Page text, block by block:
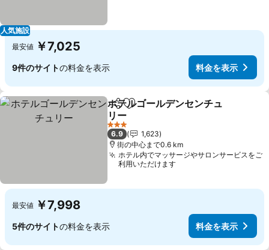
人気施設
最安値 ￥7,025
9件のサイトの料金を表示 料金を表示
シェアお気に入りに追加
ホテルゴールデンセンチュ
リー
料金を表示
3 ホテルのランク
6.9
1,623
街の中心まで0.6 km
ホテル内でマッサージやサロンサービスをご
利用いただけます
最安値 ￥7,998
5件のサイトの料金を表示 料金を表示